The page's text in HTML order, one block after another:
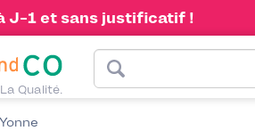
J-1 et sans justificatif !
Qualité.
Yonne